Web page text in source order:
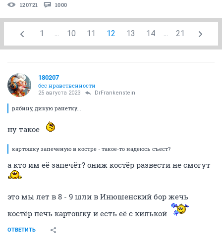
120721 1000
1 ... 10 11 12 13 14 ... 21
180207
бес нравственности
25 августа 2023 DrFrаnkenstein
рябину, дикую ранетку...
ну такое
картошку запеченую в костре - такое-то надеюсь съест?
а кто им её запечёт? ониж костёр развести не смогут
это мы лет в 8 - 9 шли в Инюшенский бор жечь
костёр печь картошку и есть её с килькой
ОТВЕТИТЬ